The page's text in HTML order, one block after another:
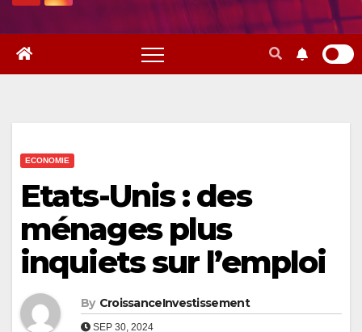
ECONOMIE
Etats-Unis : des
ménages plus
inquiets sur l’emploi
By CroissanceInvestissement
SEP 30, 2024